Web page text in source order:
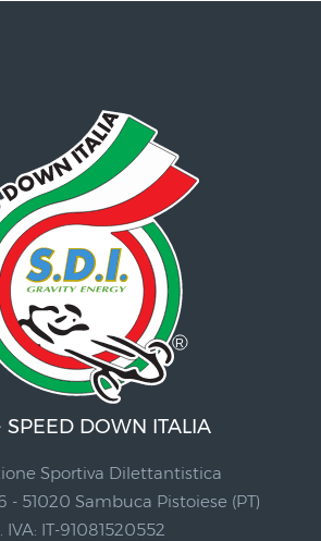
SPEED DOWN ITALIA
Sportiva Dilettantistica
- 51020 Sambuca Pistoiese (PT)
IVA: IT-91081520552